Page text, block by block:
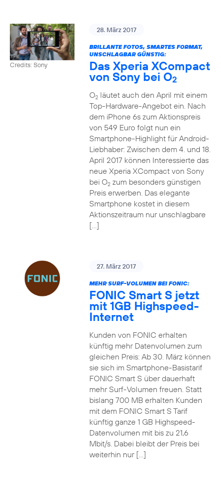
Credits: Sony
28. März 2017
BRILLANTE FOTOS, SMARTES FORMAT,
UNSCHLAGBAR GÜNSTIG:
Das Xperia XCompact
von Sony bei O2
O2läutet auch den April mit einem
Top-Hardware-Angebot ein. Nach
dem iPhone 6s zum Aktionspreis
von 549 Euro folgt nun ein
Smartphone-Highlight für Android-
Liebhaber: Zwischen dem 4. und 18.
April 2017 können Interessierte das
neue Xperia XCompact von Sony
bei O2zum besonders günstigen
Preis erwerben. Das elegante
Smartphone kostet in diesem
Aktionszeitraum nur unschlagbare
[…]
27. März 2017
MEHR SURF-VOLUMEN BEI FONIC:
FONIC Smart S jetzt
mit 1GB Highspeed-
Internet
Kunden von FONIC erhalten
künftig mehr Datenvolumen zum
gleichen Preis: Ab 30. März können
sie sich im Smartphone-Basistarif
FONIC Smart S über dauerhaft
mehr Surf-Volumen freuen. Statt
bislang 700 MB erhalten Kunden
mit dem FONIC Smart S Tarif
künftig ganze 1 GB Highspeed-
Datenvolumen mit bis zu 21,6
Mbit/s. Dabei bleibt der Preis bei
weiterhin nur […]